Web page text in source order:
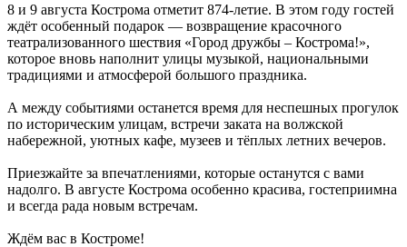
8 и 9 августа Кострома отметит 874-летие. В этом году гостей
ждёт особенный подарок — возвращение красочного
театрализованного шествия «Город дружбы – Кострома!»,
которое вновь наполнит улицы музыкой, национальными
традициями и атмосферой большого праздника.
А между событиями останется время для неспешных прогулок
по историческим улицам, встречи заката на волжской
набережной, уютных кафе, музеев и тёплых летних вечеров.
Приезжайте за впечатлениями, которые останутся с вами
надолго. В августе Кострома особенно красива, гостеприимна
и всегда рада новым встречам.
Ждём вас в Костроме!